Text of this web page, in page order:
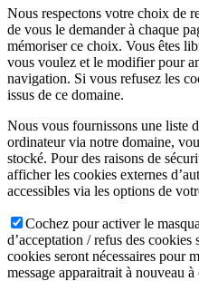
Nous respectons votre choix de
de vous le demander à chaque
mémoriser ce choix. Vous êtes
vous voulez et le modifier pour
navigation. Si vous refusez les
issus de ce domaine.
Nous vous fournissons une liste
ordinateur via notre domaine,
stocké. Pour des raisons de
afficher les cookies externes
accessibles via les options de
Cochez pour activer le
d’acceptation / refus des cookies
cookies seront nécessaires pour
message apparaitrait à nouveau